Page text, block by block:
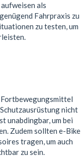
als
Fahrpraxis zu
zu testen, um
nicht
unabdingbar, um bei
Zudem sollten e-Bike
tragen, um auch
zu sein.